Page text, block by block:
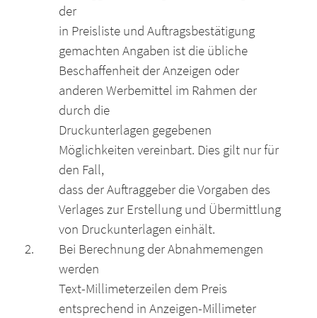
der
in Preisliste und Auftragsbestätigung
gemachten Angaben ist die übliche
Beschaffenheit der Anzeigen oder
anderen Werbemittel im Rahmen der
durch die
Druckunterlagen gegebenen
Möglichkeiten vereinbart. Dies gilt nur für
den Fall,
dass der Auftraggeber die Vorgaben des
Verlages zur Erstellung und Übermittlung
von Druckunterlagen einhält.
Bei Berechnung der Abnahmemengen
werden
Text-Millimeterzeilen dem Preis
entsprechend in Anzeigen-Millimeter